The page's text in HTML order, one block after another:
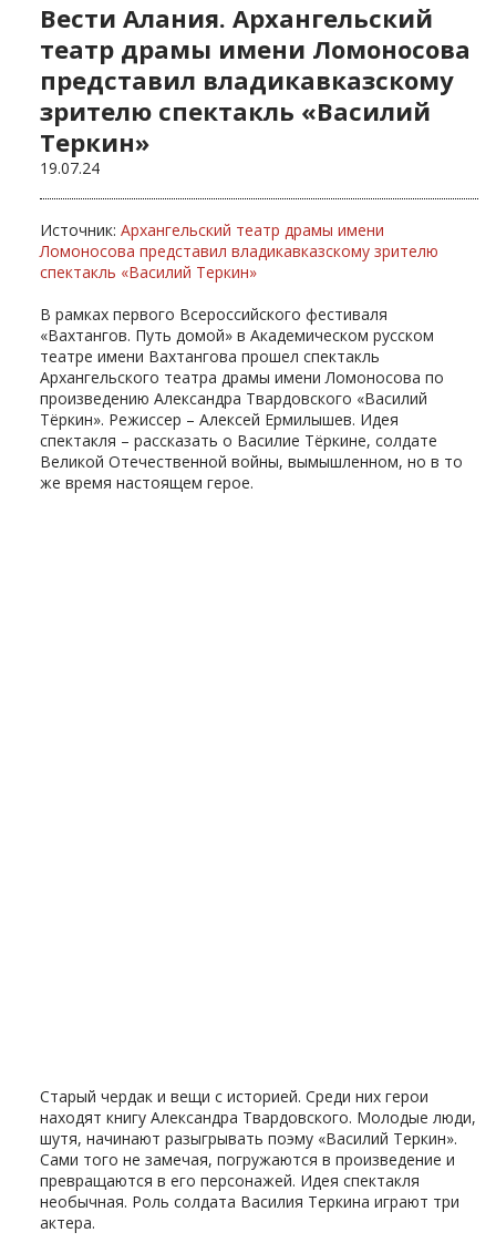
Вести Алания. Архангельский
театр драмы имени Ломоносова
представил владикавказскому
зрителю спектакль «Василий
Теркин»
19.07.24
Источник: Архангельский театр драмы имени
Ломоносова представил владикавказскому зрителю
спектакль «Василий Теркин»
В рамках первого Всероссийского фестиваля
«Вахтангов. Путь домой» в Академическом русском
театре имени Вахтангова прошел спектакль
Архангельского театра драмы имени Ломоносова по
произведению Александра Твардовского «Василий
Тёркин». Режиссер – Алексей Ермилышев. Идея
спектакля – рассказать о Василие Тёркине, солдате
Великой Отечественной войны, вымышленном, но в то
же время настоящем герое.
Старый чердак и вещи с историей. Среди них герои
находят книгу Александра Твардовского. Молодые люди,
шутя, начинают разыгрывать поэму «Василий Теркин».
Сами того не замечая, погружаются в произведение и
превращаются в его персонажей. Идея спектакля
необычная. Роль солдата Василия Теркина играют три
актера.